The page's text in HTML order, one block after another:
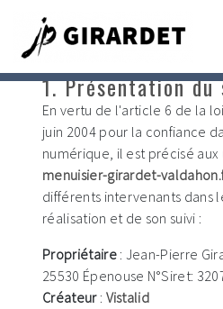
Mentions légales
1. Présentation
En vertu de l'article 6 de la
juin 2004 pour la confiance
numérique, il est précisé
menuisier-girardet-
différents intervenants dans
réalisation et de son suivi :
Propriétaire: Jean-Pierre
25530 Épenouse N°Siret:
Créateur: Vistalid